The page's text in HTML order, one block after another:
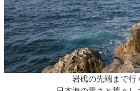
岩礁の先端まで行